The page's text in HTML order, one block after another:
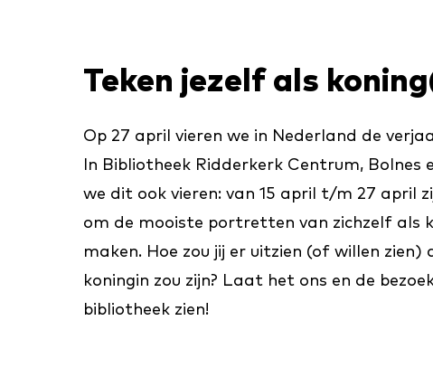
Teken jezelf als
Op 27 april vieren we in Nederland de
In Bibliotheek Ridderkerk Centrum, Bolnes
we dit ook vieren: van 15 april t/m 27 april
om de mooiste portretten van zichzelf als
maken. Hoe zou jij er uitzien (of willen zien)
koningin zou zijn? Laat het ons en de
bibliotheek zien!